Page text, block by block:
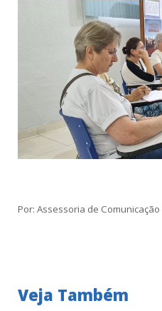
Por: Assessoria de
Veja Também